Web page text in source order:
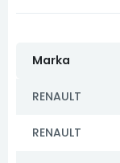
Marka
RENAULT
RENAULT